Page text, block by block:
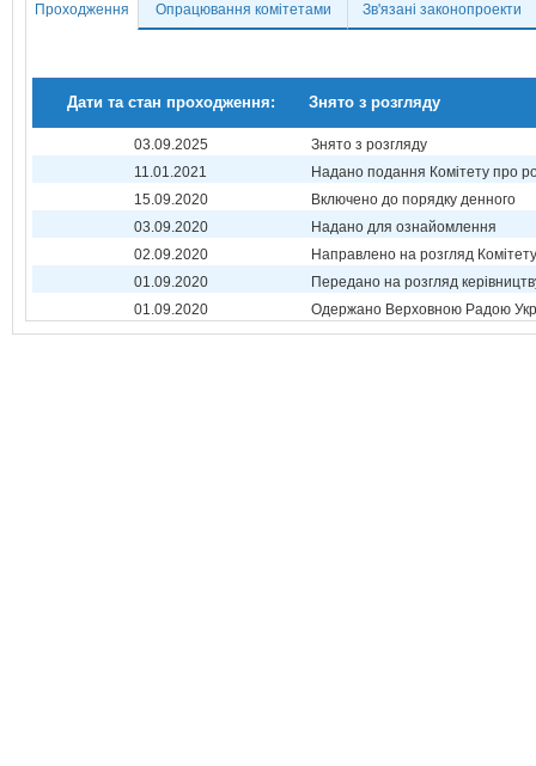
Проходження Опрацювання комітетами Зв'язані законопроекти
Дати та стан проходження: Знято з розгляду
03.09.2025
Знято з розгляду
11.01.2021
Надано подання Комітету про
15.09.2020
Включено до порядку денного
03.09.2020
Надано для ознайомлення
02.09.2020
Направлено на розгляд Комітету
01.09.2020
Передано на розгляд
01.09.2020
Одержано Верховною Радою